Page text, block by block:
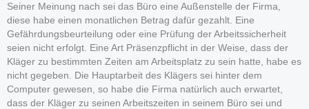
Seiner Meinung nach sei das Büro eine Außenstelle der Firma,
diese habe einen monatlichen Betrag dafür gezahlt. Eine
Gefährdungsbeurteilung oder eine Prüfung der Arbeitssicherheit
seien nicht erfolgt. Eine Art Präsenzpflicht in der Weise, dass der
Kläger zu bestimmten Zeiten am Arbeitsplatz zu sein hatte, habe es
nicht gegeben. Die Hauptarbeit des Klägers sei hinter dem
Computer gewesen, so habe die Firma natürlich auch erwartet,
dass der Kläger zu seinen Arbeitszeiten in seinem Büro sei und